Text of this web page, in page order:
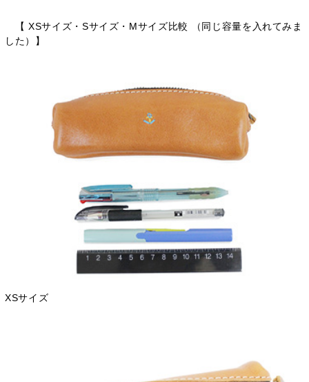
【 XSサイズ・Sサイズ・Mサイズ比較 （同じ容量を入れてみま
した）】
XSサイズ